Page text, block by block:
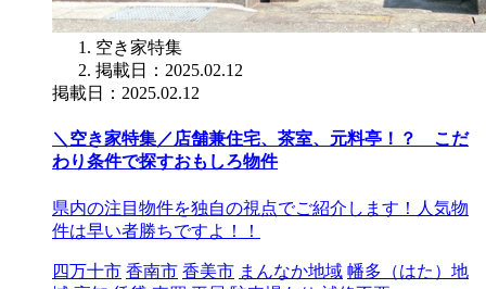
空き家特集
掲載日：2025.02.12
掲載日：2025.02.12
＼空き家特集／店舗兼住宅、茶室、元料亭！？ こだ
わり条件で探すおもしろ物件
県内の注目物件を独自の視点でご紹介します！人気物
件は早い者勝ちですよ！！
四万十市 香南市 香美市 まんなか地域 幡多（はた）地